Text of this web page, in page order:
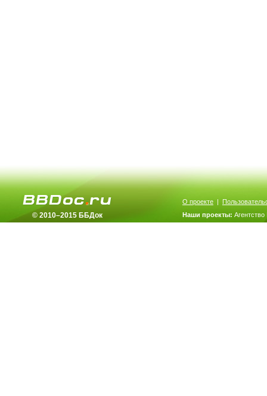
© 2010–2015 ББДок
О проекте |
Наши проекты: